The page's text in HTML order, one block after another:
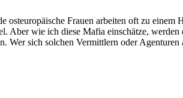
Frauen arbeiten oft zu einem
wie ich diese Mafia einschätze,
sich solchen Vermittlern oder